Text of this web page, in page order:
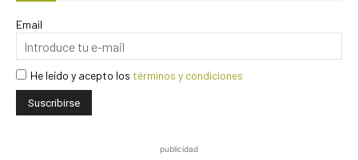
Email
He leído y acepto los términos y condiciones
publicidad